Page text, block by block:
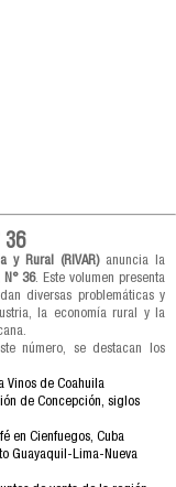
36
y Rural (RIVAR)anuncia la
N° 36. Este volumen presenta
diversas problemáticas y
la economía rural y la
número, se destacan los
Vinos de Coahuila
de Concepción, siglos
en Cienfuegos, Cuba
Guayaquil-Lima-Nueva